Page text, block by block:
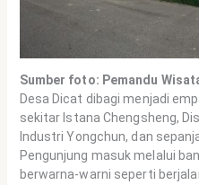
Sumber foto: Pemandu
Desa Dicat dibagi menjadi
sekitar Istana Chengsheng,
Industri Yongchun, dan
Pengunjung masuk melalui
berwarna-warni seperti